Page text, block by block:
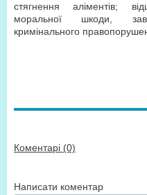
стягнення аліментів;
моральної шкоди,
кримінального
Коментарі (0)
Написати коментар